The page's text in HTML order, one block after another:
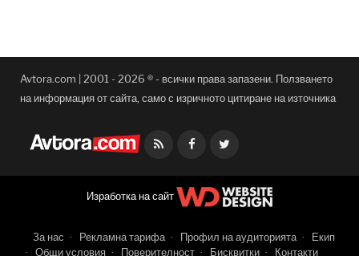
Avtora.com | 2001 - 2026 ® - всички права запазени. Ползването
на информация от сайта, само с изричното цитиране на източника
Facebook
Изработка на сайт
За нас Рекламна тарифа Профил на аудиторията
Екип
Общи условия
Поверителност Бисквитки Контакти